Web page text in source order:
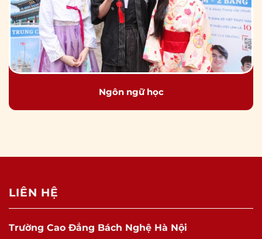
Ngôn ngữ học
LIÊN HỆ
Trường Cao Đẳng Bách Nghệ Hà Nội